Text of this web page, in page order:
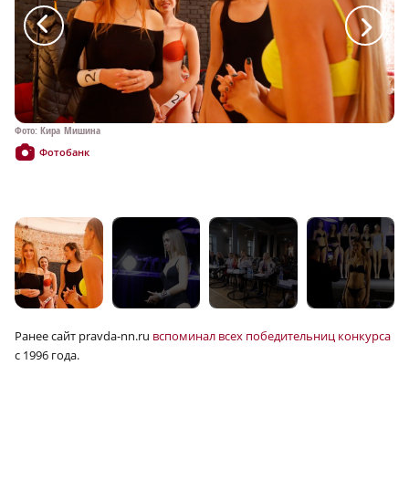
Фото: Кира Мишина
Фотобанк
a a
Ранее сайт pravda-nn.ru вспоминал всех победительниц конкурса
с 1996 года.